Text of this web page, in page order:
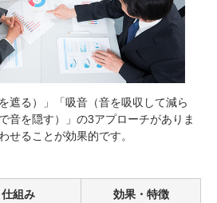
遮る）」「吸音（音を吸収して減ら
音を隠す）」の3アプローチがありま
せることが効果的です。
仕組み 効果・特徴